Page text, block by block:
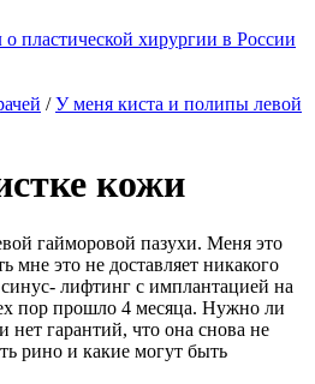
пластической хирургии в России
/У меня киста и полипы левой
кожи
гайморовой пазухи. Меня это
мне это не доставляет никакого
лифтинг с имплантацией на
пор прошло 4 месяца. Нужно ли
нет гарантий, что она снова не
рино и какие могут быть